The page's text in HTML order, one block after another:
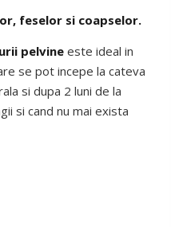
feselor si coapselor.
pelvine este ideal in
se pot incepe la cateva
si dupa 2 luni de la
si cand nu mai exista